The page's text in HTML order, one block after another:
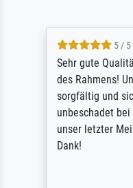
5 / 5
Sehr gute
des Rahmens!
sorgfältig und
unbeschadet
unser letzter
Dank!